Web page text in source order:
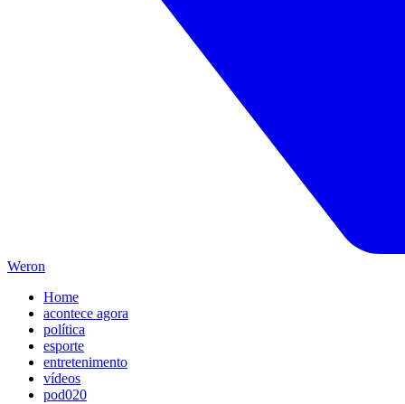
Weron
Home
acontece agora
política
esporte
entretenimento
vídeos
pod020